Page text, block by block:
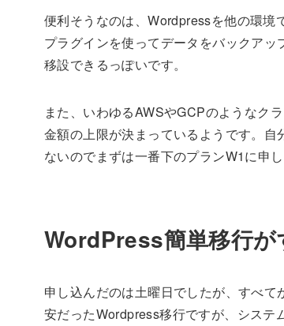
便利そうなのは、Wordpressを他の環
プラグインを使ってデータをバックア
移設できるっぽいです。
また、いわゆるAWSやGCPのようなク
金額の上限が決まっているようです。
ないのでまずは一番下のプランW1に申し
WordPress簡単移行が
申し込んだのは土曜日でしたが、すべ
安だったWordpress移行ですが、シス